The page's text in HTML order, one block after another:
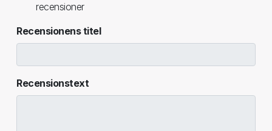
recensioner
Recensionens titel
Recensionstext